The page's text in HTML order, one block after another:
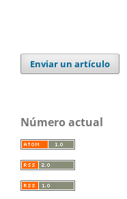
Enviar un artículo
Número actual